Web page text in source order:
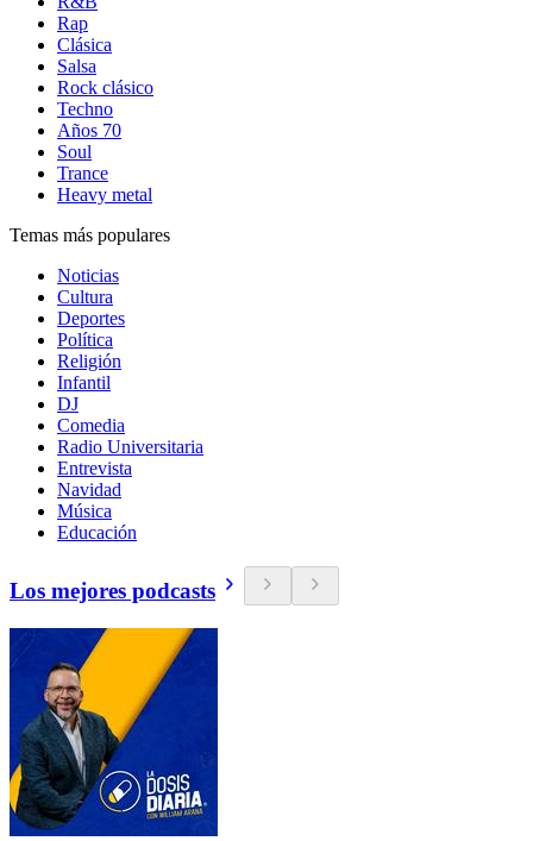
Rap
Clásica
Salsa
Rock clásico
Techno
Años 70
Soul
Trance
Heavy metal
Temas más populares
Noticias
Cultura
Deportes
Política
Religión
Infantil
DJ
Comedia
Radio Universitaria
Entrevista
Navidad
Música
Educación
Los mejores podcasts